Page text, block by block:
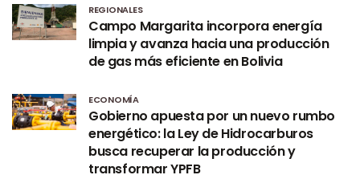
REGIONALES
Campo Margarita incorpora energía
limpia y avanza hacia una producción
de gas más eficiente en Bolivia
ECONOMÍA
Gobierno apuesta por un nuevo rumbo
energético: la Ley de Hidrocarburos
busca recuperar la producción y
transformar YPFB